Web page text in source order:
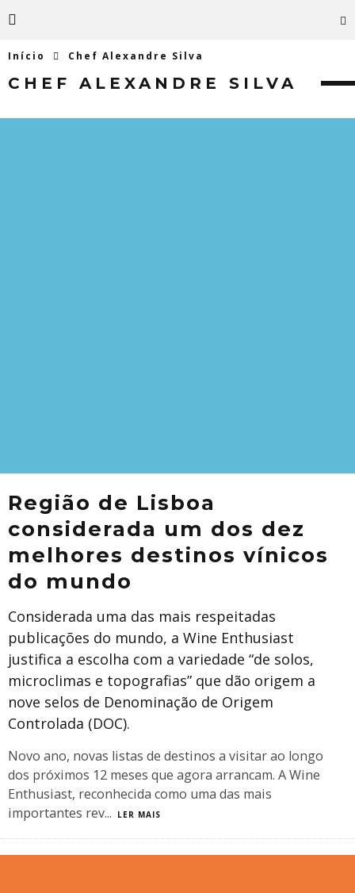
Início Chef Alexandre Silva
CHEF ALEXANDRE SILVA
Região de Lisboa
considerada um dos dez
melhores destinos vínicos
do mundo
Considerada uma das mais respeitadas
publicações do mundo, a Wine Enthusiast
justifica a escolha com a variedade “de solos,
microclimas e topografias” que dão origem a
nove selos de Denominação de Origem
Controlada (DOC).
Novo ano, novas listas de destinos a visitar ao longo
dos próximos 12 meses que agora arrancam. A Wine
Enthusiast, reconhecida como uma das mais
importantes rev... LER MAIS